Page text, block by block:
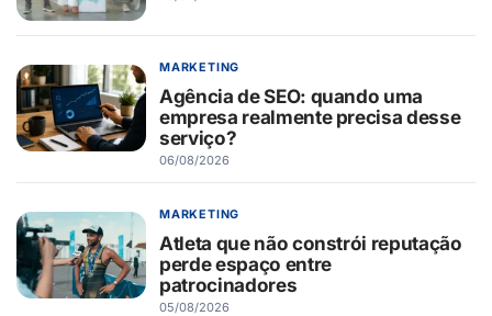
MARKETING
Agência de SEO: quando uma
empresa realmente precisa desse
serviço?
06/08/2026
MARKETING
Atleta que não constrói reputação
perde espaço entre
patrocinadores
05/08/2026